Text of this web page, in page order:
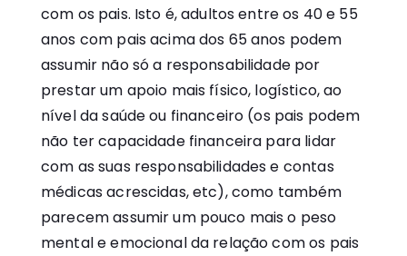
com os pais. Isto é, adultos entre os 40 e 55
anos com pais acima dos 65 anos podem
assumir não só a responsabilidade por
prestar um apoio mais físico, logístico, ao
nível da saúde ou financeiro (os pais podem
não ter capacidade financeira para lidar
com as suas responsabilidades e contas
médicas acrescidas, etc), como também
parecem assumir um pouco mais o peso
mental e emocional da relação com os pais